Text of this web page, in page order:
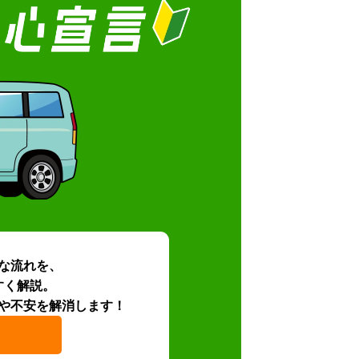
流れを、
解説。
不安を解消します！